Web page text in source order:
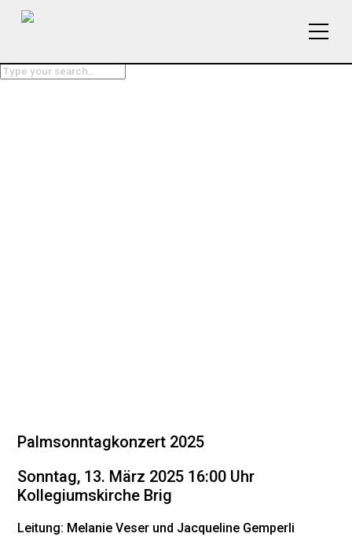
Palmsonntagkonzert 2025
Sonntag, 13. März 2025 16:00 Uhr
Kollegiumskirche Brig
Leitung: Melanie Veser und Jacqueline Gemperli